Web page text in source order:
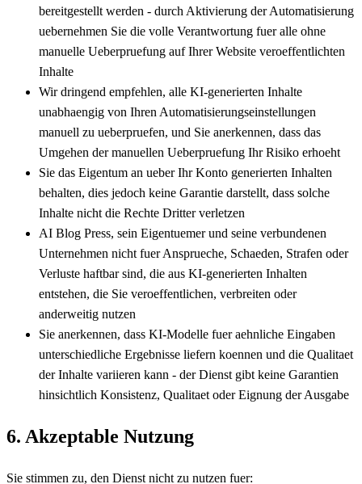
bereitgestellt werden - durch Aktivierung der Automatisierung
uebernehmen Sie die volle Verantwortung fuer alle ohne
manuelle Ueberpruefung auf Ihrer Website veroeffentlichten
Inhalte
Wir dringend empfehlen, alle KI-generierten Inhalte
unabhaengig von Ihren Automatisierungseinstellungen
manuell zu ueberpruefen, und Sie anerkennen, dass das
Umgehen der manuellen Ueberpruefung Ihr Risiko erhoeht
Sie das Eigentum an ueber Ihr Konto generierten Inhalten
behalten, dies jedoch keine Garantie darstellt, dass solche
Inhalte nicht die Rechte Dritter verletzen
AI Blog Press, sein Eigentuemer und seine verbundenen
Unternehmen nicht fuer Ansprueche, Schaeden, Strafen oder
Verluste haftbar sind, die aus KI-generierten Inhalten
entstehen, die Sie veroeffentlichen, verbreiten oder
anderweitig nutzen
Sie anerkennen, dass KI-Modelle fuer aehnliche Eingaben
unterschiedliche Ergebnisse liefern koennen und die Qualitaet
der Inhalte variieren kann - der Dienst gibt keine Garantien
hinsichtlich Konsistenz, Qualitaet oder Eignung der Ausgabe
6. Akzeptable Nutzung
Sie stimmen zu, den Dienst nicht zu nutzen fuer: